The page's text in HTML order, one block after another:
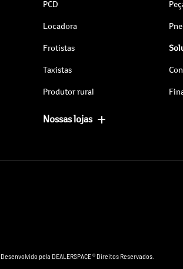
PCD
Locadora
Frotistas
Taxistas
Produtor rural
Nossas lojas
Desenvolvido pela DEALERSPACE ® Direitos Reservados.